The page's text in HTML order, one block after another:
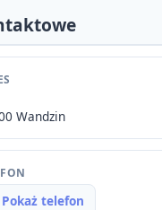
Wandzin
Pokaż telefon